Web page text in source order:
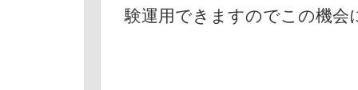
験運用できますのでこの機会